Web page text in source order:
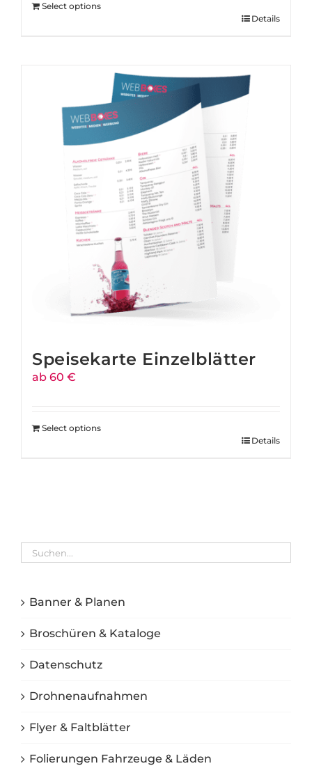
Select options
Details
Speisekarte Einzelblätter
ab 60 €
Select options
Details
Banner & Planen
Broschüren & Kataloge
Datenschutz
Drohnenaufnahmen
Flyer & Faltblätter
Folierungen Fahrzeuge & Läden